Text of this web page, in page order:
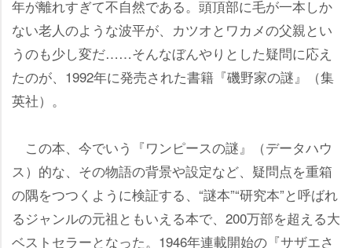
年が離れすぎて不自然である。頭頂部に毛が一本しか
ない老人のような波平が、カツオとワカメの父親とい
うのも少し変だ……そんなぼんやりとした疑問に応え
たのが、1992年に発売された書籍『磯野家の謎』（集
英社）。
この本、今でいう『ワンピースの謎』（データハウ
ス）的な、その物語の背景や設定など、疑問点を重箱
の隅をつつくように検証する、“謎本”“研究本”と呼ばれ
るジャンルの元祖ともいえる本で、200万部を超える大
ベストセラーとなった。1946年連載開始の『サザエさ